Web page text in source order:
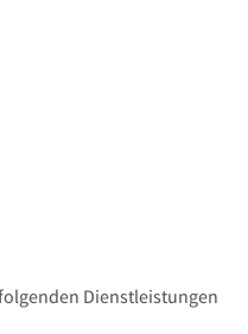
Dienstleistungen